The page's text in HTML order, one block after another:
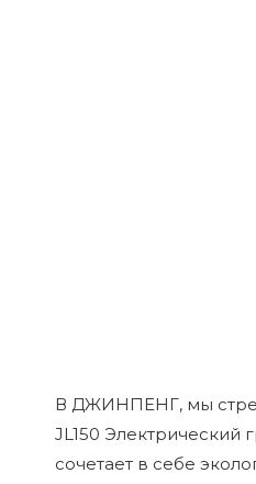
В ДЖИНПЕНГ, мы
JL150 Электрический
сочетает в себе